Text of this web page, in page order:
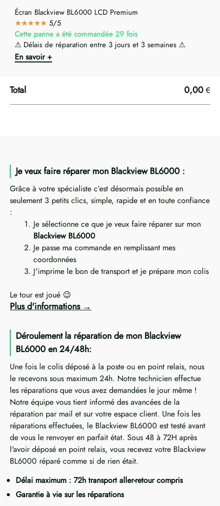
Écran Blackview BL6000 LCD Premium
★★★★★ 5/5
Cette panne a été commandée 29 fois
⚠ Délais de réparation entre 3 jours et 3 semaines ⚠
En savoir +
0,00 €
Je veux faire réparer mon Blackview BL6000 :
Grâce à votre spécialiste c’est désormais possible en
seulement 3 petits clics, simple, rapide et en toute confiance
:
Je sélectionne ce que je veux faire réparer sur mon
Blackview BL6000
Je passe ma commande en remplissant mes
coordonnées
J'imprime le bon de transport et je prépare mon colis
Le tour est joué 😉
Plus d'informations
Déroulement la réparation de mon Blackview
BL6000 en 24/48h:
Une fois le colis déposé à la poste ou en point relais, nous
le recevons sous maximum 24h. Notre technicien effectue
les réparations que vous avez demandées le jour même !
Notre équipe vous tient informé des avancées de la
réparation par mail et sur votre espace client. Une fois les
réparations effectuées, le Blackview BL6000 est testé avant
de vous le renvoyer en parfait état. Sous 48 à 72H après
l'avoir déposé en point relais, vous recevez votre Blackview
BL6000 réparé comme si de rien était.
Délai maximum : 72h transport aller-retour compris
Garantie à vie sur les réparations